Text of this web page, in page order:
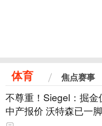
体育 焦点赛事
不尊重！Siegel：掘金
中产报价 沃特森已一